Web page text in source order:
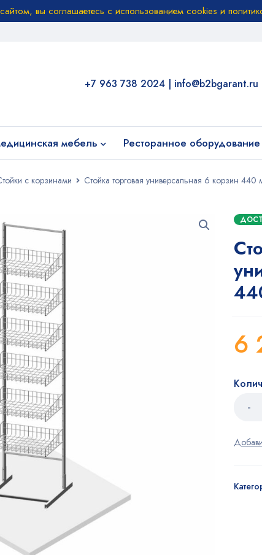
вы соглашаетесь с использованием cookies и
+7 963 738 2024 | info@b2bgarant.ru
мебель Ресторанное оборудование
с корзинами Стойка торговая универсальная 6 корзин 440
6